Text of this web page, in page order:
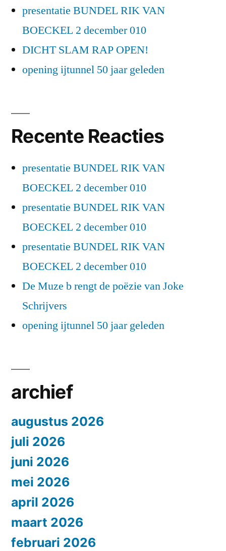
presentatie BUNDEL RIK VAN
BOECKEL 2 december 010
DICHT SLAM RAP OPEN!
opening ijtunnel 50 jaar geleden
Recente Reacties
presentatie BUNDEL RIK VAN
BOECKEL 2 december 010
presentatie BUNDEL RIK VAN
BOECKEL 2 december 010
presentatie BUNDEL RIK VAN
BOECKEL 2 december 010
De Muze b rengt de poëzie van Joke
Schrijvers
opening ijtunnel 50 jaar geleden
archief
augustus 2026
juli 2026
juni 2026
mei 2026
april 2026
maart 2026
februari 2026